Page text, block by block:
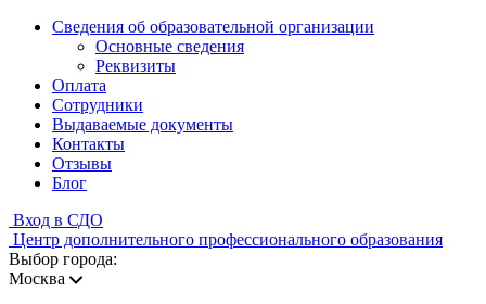
Сведения об образовательной организации
Основные сведения
Реквизиты
Оплата
Сотрудники
Выдаваемые документы
Контакты
Отзывы
Блог
Вход в СДО
Центр дополнительного профессионального образования
Выбор города:
Москва